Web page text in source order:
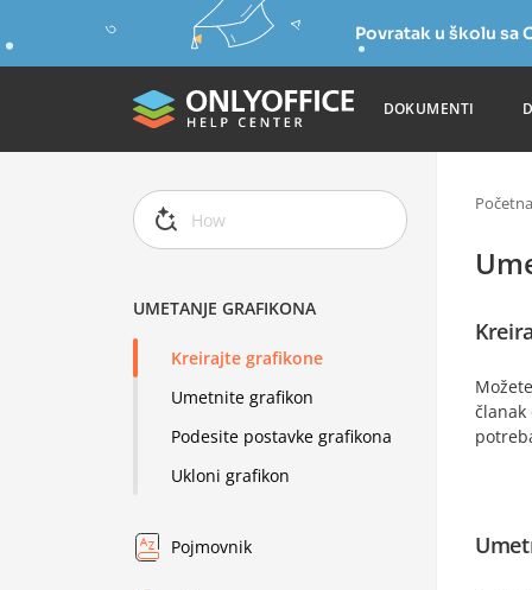
Povratak u školu sa
DOKUMENTI
UMETANJE GRAFIKONA
Kreirajte grafikone
Umetnite grafikon
Podesite postavke grafikona
Ukloni grafikon
Pojmovnik
Početna